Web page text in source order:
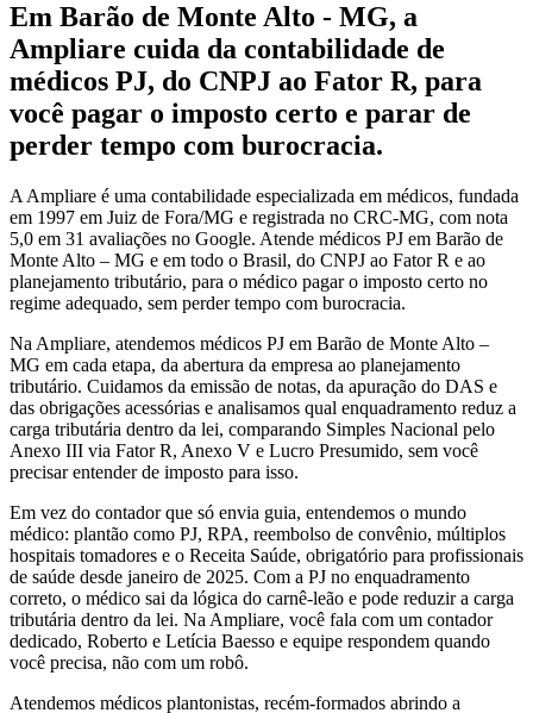
Em Barão de Monte Alto - MG, a
Ampliare cuida da contabilidade de
médicos PJ, do CNPJ ao Fator R, para
você pagar o imposto certo e parar de
perder tempo com burocracia.
A Ampliare é uma contabilidade especializada em médicos, fundada
em 1997 em Juiz de Fora/MG e registrada no CRC-MG, com nota
5,0 em 31 avaliações no Google. Atende médicos PJ em Barão de
Monte Alto – MG e em todo o Brasil, do CNPJ ao Fator R e ao
planejamento tributário, para o médico pagar o imposto certo no
regime adequado, sem perder tempo com burocracia.
Na Ampliare, atendemos médicos PJ em Barão de Monte Alto –
MG em cada etapa, da abertura da empresa ao planejamento
tributário. Cuidamos da emissão de notas, da apuração do DAS e
das obrigações acessórias e analisamos qual enquadramento reduz a
carga tributária dentro da lei, comparando Simples Nacional pelo
Anexo III via Fator R, Anexo V e Lucro Presumido, sem você
precisar entender de imposto para isso.
Em vez do contador que só envia guia, entendemos o mundo
médico: plantão como PJ, RPA, reembolso de convênio, múltiplos
hospitais tomadores e o Receita Saúde, obrigatório para profissionais
de saúde desde janeiro de 2025. Com a PJ no enquadramento
correto, o médico sai da lógica do carnê-leão e pode reduzir a carga
tributária dentro da lei. Na Ampliare, você fala com um contador
dedicado, Roberto e Letícia Baesso e equipe respondem quando
você precisa, não com um robô.
Atendemos médicos plantonistas, recém-formados abrindo a